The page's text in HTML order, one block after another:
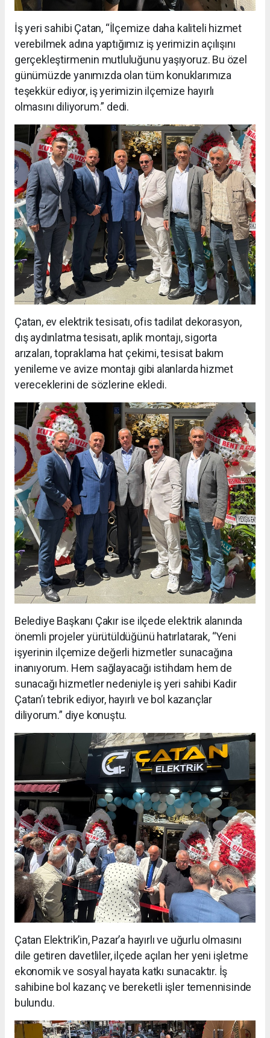
İş yeri sahibi Çatan, “İlçemize daha kaliteli hizmet
verebilmek adına yaptığımız iş yerimizin açılışını
gerçekleştirmenin mutluluğunu yaşıyoruz. Bu özel
günümüzde yanımızda olan tüm konuklarımıza
teşekkür ediyor, iş yerimizin ilçemize hayırlı
olmasını diliyorum.” dedi.
Çatan, ev elektrik tesisatı, ofis tadilat dekorasyon,
dış aydınlatma tesisatı, aplik montajı, sigorta
arızaları, topraklama hat çekimi, tesisat bakım
yenileme ve avize montajı gibi alanlarda hizmet
vereceklerini de sözlerine ekledi.
Belediye Başkanı Çakır ise ilçede elektrik alanında
önemli projeler yürütüldüğünü hatırlatarak, “Yeni
işyerinin ilçemize değerli hizmetler sunacağına
inanıyorum. Hem sağlayacağı istihdam hem de
sunacağı hizmetler nedeniyle iş yeri sahibi Kadir
Çatan’ı tebrik ediyor, hayırlı ve bol kazançlar
diliyorum.” diye konuştu.
Çatan Elektrik’in, Pazar’a hayırlı ve uğurlu olmasını
dile getiren davetliler, ilçede açılan her yeni işletme
ekonomik ve sosyal hayata katkı sunacaktır. İş
sahibine bol kazanç ve bereketli işler temennisinde
bulundu.